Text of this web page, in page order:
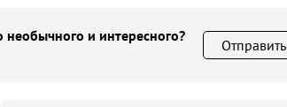
необычного и интересного?
Отправить